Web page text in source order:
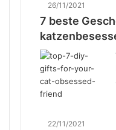
26/11/2021
7 beste
22/11/2021